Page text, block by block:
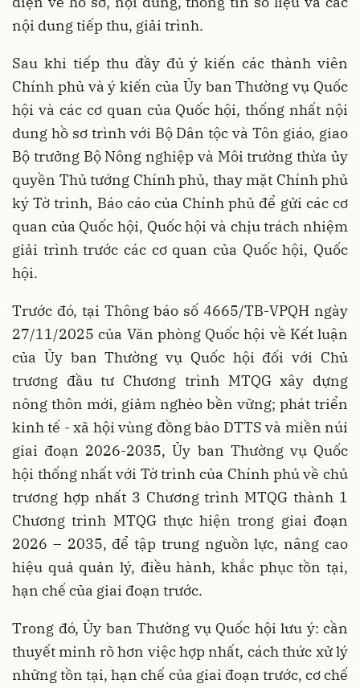
nội dung tiếp thu, giải trình.
Sau khi tiếp thu đầy đủ ý kiến các thành viên
Chính phủ và ý kiến của Ủy ban Thường vụ Quốc
hội và các cơ quan của Quốc hội, thống nhất nội
dung hồ sơ trình với Bộ Dân tộc và Tôn giáo, giao
Bộ trưởng Bộ Nông nghiệp và Môi trường thừa ủy
quyền Thủ tướng Chính phủ, thay mặt Chính phủ
ký Tờ trình, Báo cáo của Chính phủ để gửi các cơ
quan của Quốc hội, Quốc hội và chịu trách nhiệm
giải trình trước các cơ quan của Quốc hội, Quốc
hội.
Trước đó, tại Thông báo số 4665/TB-VPQH ngày
27/11/2025 của Văn phòng Quốc hội về Kết luận
của Ủy ban Thường vụ Quốc hội đối với Chủ
trương đầu tư Chương trình MTQG xây dựng
nông thôn mới, giảm nghèo bền vững; phát triển
kinh tế - xã hội vùng đồng bào DTTS và miền núi
giai đoạn 2026-2035, Ủy ban Thường vụ Quốc
hội thống nhất với Tờ trình của Chính phủ về chủ
trương hợp nhất 3 Chương trình MTQG thành 1
Chương trình MTQG thực hiện trong giai đoạn
2026 – 2035, để tập trung nguồn lực, nâng cao
hiệu quả quản lý, điều hành, khắc phục tồn tại,
hạn chế của giai đoạn trước.
Trong đó, Ủy ban Thường vụ Quốc hội lưu ý: cần
thuyết minh rõ hơn việc hợp nhất, cách thức xử lý
những tồn tại, hạn chế của giai đoạn trước, cơ chế